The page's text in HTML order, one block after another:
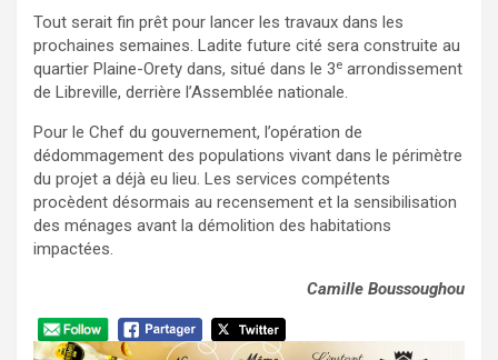
Tout serait fin prêt pour lancer les travaux dans les
prochaines semaines. Ladite future cité sera construite au
quartier Plaine-Orety dans, situé dans le 3e arrondissement
de Libreville, derrière l’Assemblée nationale.
Pour le Chef du gouvernement, l’opération de
dédommagement des populations vivant dans le périmètre
du projet a déjà eu lieu. Les services compétents
procèdent désormais au recensement et la sensibilisation
des ménages avant la démolition des habitations
impactées.
Camille Boussoughou